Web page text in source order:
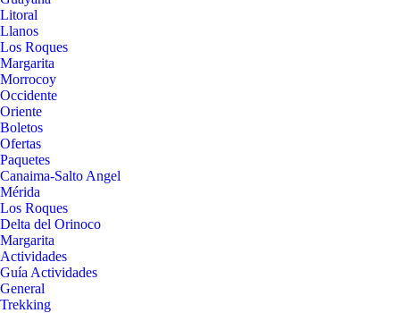
Litoral
Llanos
Los Roques
Margarita
Morrocoy
Occidente
Oriente
Boletos
Ofertas
Paquetes
Canaima-Salto Angel
Mérida
Los Roques
Delta del Orinoco
Margarita
Actividades
Guía Actividades
General
Trekking